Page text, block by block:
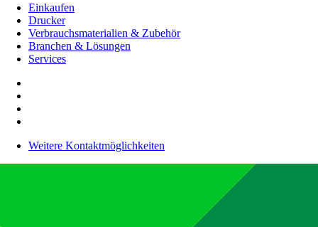
Einkaufen
Drucker
Verbrauchsmaterialien & Zubehör
Branchen & Lösungen
Services
Weitere Kontaktmöglichkeiten